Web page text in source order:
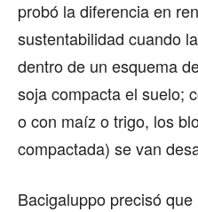
probó la diferencia en
sustentabilidad cuando
dentro de un esquema
soja compacta el suelo;
o con maíz o trigo, los
compactada) se van
Bacigaluppo precisó